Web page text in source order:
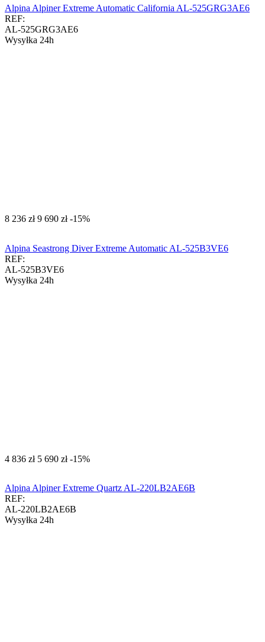
Alpina Alpiner Extreme Automatic California AL-525GRG3AE6
REF:
AL-525GRG3AE6
Wysyłka 24h
‍8 236‍ zł ‍9 690‍ zł -15%
Alpina Seastrong Diver Extreme Automatic AL-525B3VE6
REF:
AL-525B3VE6
Wysyłka 24h
‍4 836‍ zł ‍5 690‍ zł -15%
Alpina Alpiner Extreme Quartz AL-220LB2AE6B
REF:
AL-220LB2AE6B
Wysyłka 24h